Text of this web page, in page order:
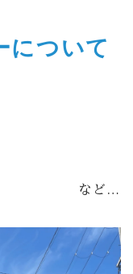
について
など…